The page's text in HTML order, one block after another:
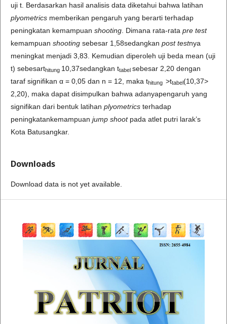
uji t. Berdasarkan hasil analisis data diketahui bahwa latihan
plyometrics memberikan pengaruh yang berarti terhadap
peningkatan kemampuan shooting . Dimana rata-rata pre test
kemampuan shooting sebesar 1,58sedangkan post testnya
meningkat menjadi 3,83. Kemudian diperoleh uji beda mean (uji
t) sebesarthitung 10,37sedangkan ttabel sebesar 2,20 dengan
taraf signifikan α = 0,05 dan n = 12, maka thitung >ttabel(10,37>
2,20), maka dapat disimpulkan bahwa adanyapengaruh yang
signifikan dari bentuk latihan plyometrics terhadap
peningkatankemampuan jump shootpada atlet putri larak’s
Kota Batusangkar.
Downloads
Download data is not yet available.